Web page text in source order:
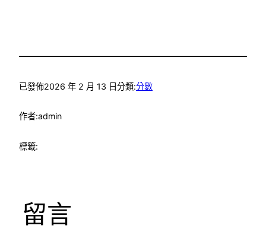
已發佈2026 年 2 月 13 日分類:分數
作者:admin
標籤:
留言